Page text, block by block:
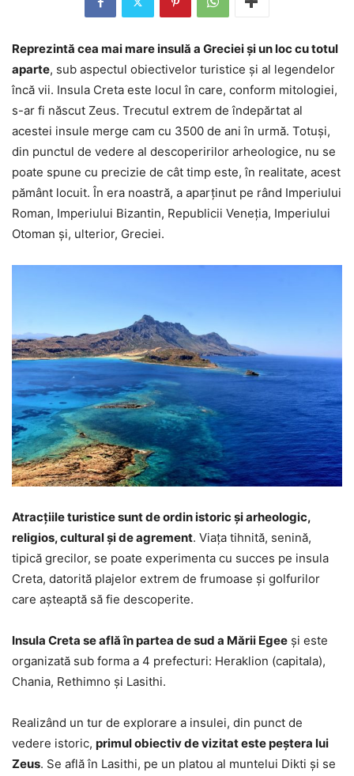
Reprezintă cea mai mare insulă a Greciei și un loc cu totul
aparte, sub aspectul obiectivelor turistice și al legendelor
încă vii. Insula Creta este locul în care, conform mitologiei,
s-ar fi născut Zeus. Trecutul extrem de îndepărtat al
acestei insule merge cam cu 3500 de ani în urmă. Totuși,
din punctul de vedere al descoperirilor arheologice, nu se
poate spune cu precizie de cât timp este, în realitate, acest
pământ locuit. În era noastră, a aparținut pe rând Imperiului
Roman, Imperiului Bizantin, Republicii Veneția, Imperiului
Otoman și, ulterior, Greciei.
Atracțiile turistice sunt de ordin istoric și arheologic,
religios, cultural și de agrement. Viața tihnită, senină,
tipică grecilor, se poate experimenta cu succes pe insula
Creta, datorită plajelor extrem de frumoase și golfurilor
care așteaptă să fie descoperite.
Insula Creta se află în partea de sud a Mării Egee și este
organizată sub forma a 4 prefecturi: Heraklion (capitala),
Chania, Rethimno și Lasithi.
Realizând un tur de explorare a insulei, din punct de
vedere istoric, primul obiectiv de vizitat este peștera lui
Zeus. Se află în Lasithi, pe un platou al muntelui Dikti și se